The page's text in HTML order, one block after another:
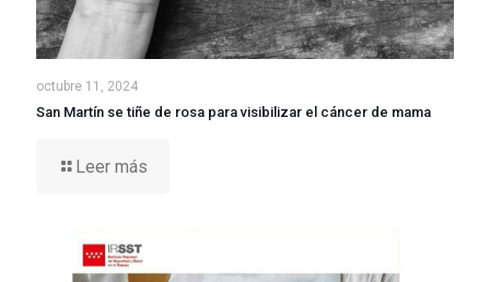
octubre 11, 2024
San Martín se tiñe de rosa para visibilizar el cáncer de mama
Leer más